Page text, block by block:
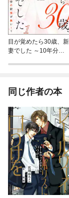
目が覚めたら30歳、新
妻でした ～10年分の
同じ作者の本